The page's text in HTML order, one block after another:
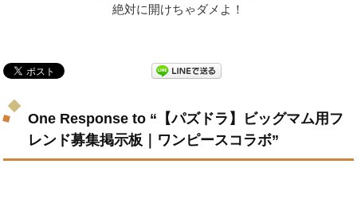
絶対に開けちゃダメよ！
One Response to “【パズドラ】ビッグマム用フ
レンド募集掲示板｜ワンピースコラボ”